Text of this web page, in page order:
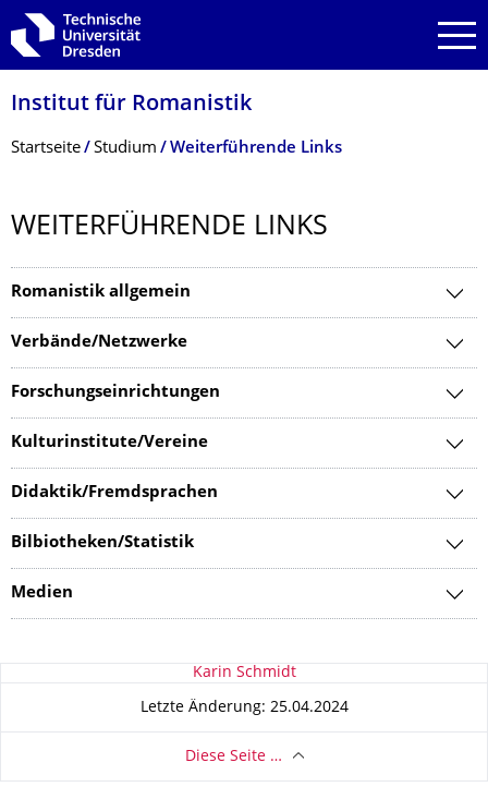
Zur Hauptnavigation springen
Zur Suche springen
Zum Inhalt springen
Institut für Romanistik
Breadcrumb-Menü
Startseite Studium Weiterführende Links
WEITERFÜHRENDE LINKS
Romanistik allgemein
Verbände/Netzwerke
Forschungseinrichtungen
Kulturinstitute/Vereine
Didaktik/Fremdsprachen
Bilbiotheken/Statistik
Medien
Zu dieser Seite Karin Schmidt
Letzte Änderung: 25.04.2024
Diese Seite …